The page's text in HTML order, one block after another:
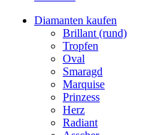
Diamanten kaufen
Brillant (rund)
Tropfen
Oval
Smaragd
Marquise
Prinzess
Herz
Radiant